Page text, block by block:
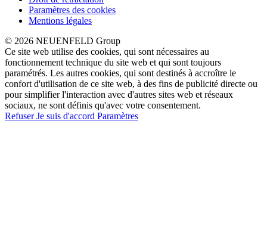
Paramètres des cookies
Mentions légales
© 2026 NEUENFELD Group
Ce site web utilise des cookies, qui sont nécessaires au
fonctionnement technique du site web et qui sont toujours
paramétrés. Les autres cookies, qui sont destinés à accroître le
confort d'utilisation de ce site web, à des fins de publicité directe ou
pour simplifier l'interaction avec d'autres sites web et réseaux
sociaux, ne sont définis qu'avec votre consentement.
RefuserJe suis d'accord Paramètres